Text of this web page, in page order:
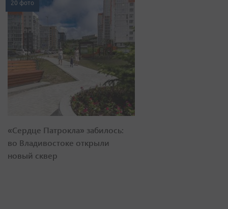
20 фото
«Сердце Патрокла» забилось:
во Владивостоке открыли
новый сквер